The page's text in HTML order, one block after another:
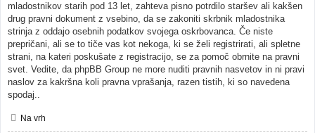
mladostnikov starih pod 13 let, zahteva pisno potrdilo staršev ali kakšen
drug pravni dokument z vsebino, da se zakoniti skrbnik mladostnika
strinja z oddajo osebnih podatkov svojega oskrbovanca. Če niste
prepričani, ali se to tiče vas kot nekoga, ki se želi registrirati, ali spletne
strani, na kateri poskušate z registracijo, se za pomoč obrnite na pravni
svet. Vedite, da phpBB Group ne more nuditi pravnih nasvetov in ni pravi
naslov za kakršna koli pravna vprašanja, razen tistih, ki so navedena
spodaj..
Na vrh